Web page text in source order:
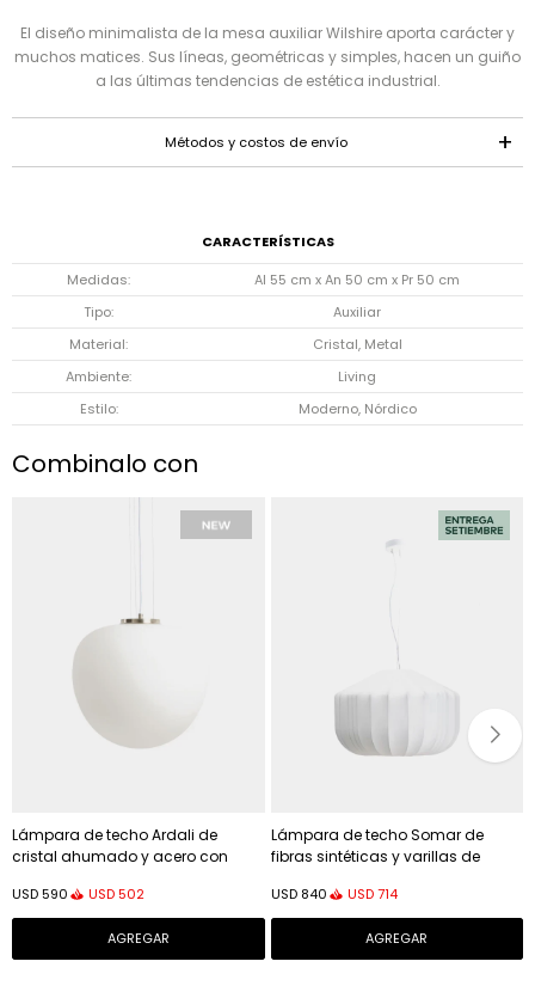
El diseño minimalista de la mesa auxiliar Wilshire aporta carácter y
muchos matices. Sus líneas, geométricas y simples, hacen un guiño
a las últimas tendencias de estética industrial.
Métodos y costos de envío
CARACTERÍSTICAS
Medidas
Al 55 cm x An 50 cm x Pr 50 cm
Tipo
Auxiliar
Material
Cristal, Metal
Ambiente
Living
Estilo
Moderno, Nórdico
Combinalo con
Lámpara de techo Ardali de
cristal ahumado y acero con
USD590 USD502
Lámpara de techo Somar de
fibras sintéticas y varillas de
USD 840 USD 714